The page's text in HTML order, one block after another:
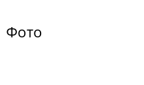
Фото